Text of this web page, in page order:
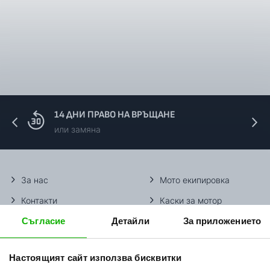
Съгласие Детайли За приложението
Настоящият сайт използва бисквитки
14 ДНИ ПРАВО НА ВРЪЩАНЕ
или замяна
За нас
Контакти
Методи доставка
Начини плащане
Връщане на стока
Мото екипировка
Каски за мотор
Ботуши за мотор
Гуми за мотор
Очила за мотор